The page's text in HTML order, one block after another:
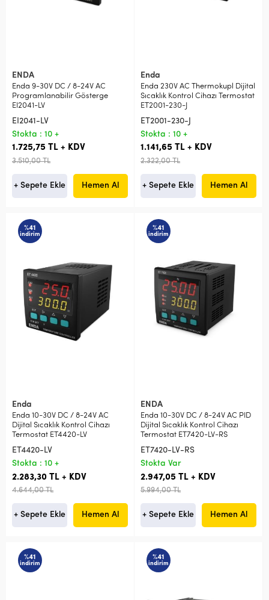
ENDA
Enda 9-30V DC / 8-24V AC
Programlanabilir Gösterge
EI2041-LV
EI2041-LV
Stokta : 10 +
1.725,75 TL + KDV
3.510,00 TL
+ Sepete Ekle Hemen Al
Enda
Enda 230V AC Thermokupl Dijital
Sıcaklık Kontrol Cihazı Termostat
ET2001-230-J
ET2001-230-J
Stokta : 10 +
1.141,65 TL + KDV
2.322,00 TL
+ Sepete Ekle Hemen Al
%41
indirim
Enda
Enda 10-30V DC / 8-24V AC
Dijital Sıcaklık Kontrol Cihazı
Termostat ET4420-LV
ET4420-LV
Stokta : 10 +
2.283,30 TL + KDV
4.644,00 TL
+ Sepete Ekle Hemen Al
%41
indirim
ENDA
Enda 10-30V DC / 8-24V AC PID
Dijital Sıcaklık Kontrol Cihazı
Termostat ET7420-LV-RS
ET7420-LV-RS
Stokta Var
2.947,05 TL + KDV
5.994,00 TL
+ Sepete Ekle Hemen Al
%41
indirim
%41
indirim